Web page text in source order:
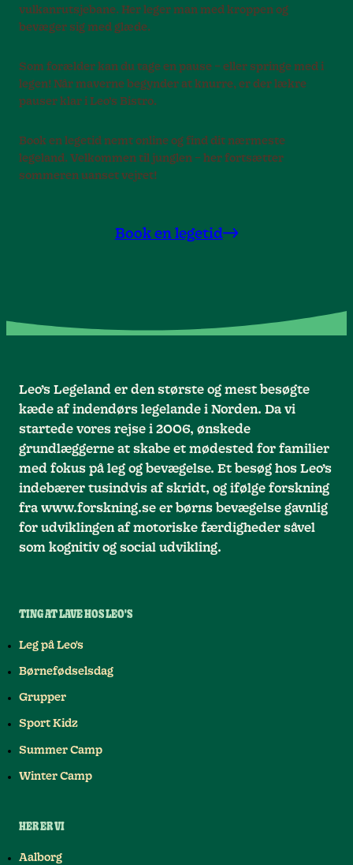
vulkanrutsjebane. Her leger man med kroppen og
bevæger sig med glæde.
Som forælder kan du tage en pause – eller springe med i
legen! Når maverne begynder at knurre, er der lækre
pauser klar i Leo’s Bistro.
Book en legetid nemt online og find dit nærmeste
legeland. Velkommen til junglen – her fortsætter
sommeren uanset vejret!
Book en legetid
Leo’s Legeland er den største og mest besøgte
kæde af indendørs legelande i Norden. Da vi
startede vores rejse i 2006, ønskede
grundlæggerne at skabe et mødested for familier
med fokus på leg og bevægelse. Et besøg hos Leo’s
indebærer tusindvis af skridt, og ifølge forskning
fra www.forskning.se er børns bevægelse gavnlig
for udviklingen af motoriske færdigheder såvel
som kognitiv og social udvikling.
TING AT LAVE HOS LEO'S
Leg på Leo's
Børnefødselsdag
Grupper
Sport Kidz
Summer Camp
Winter Camp
HER ER VI
Aalborg